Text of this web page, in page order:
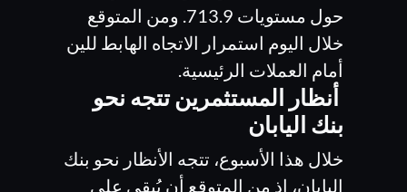
حول مستويات 713.9. ومن المتوقع
خلال اليوم استمرار الاتجاه الهابط للين
أمام العملات الرئيسية.
أنظار المستثمرين تتجه نحو
بنك اليابان
خلال هذا الأسبوع، تتجه الأنظار نحو بنك
اليابان، إذ من المتوقع أن يُبقي على